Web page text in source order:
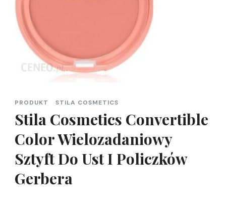
PRODUKT STILA COSMETICS
Stila Cosmetics Convertible
Color Wielozadaniowy
Sztyft Do Ust I Policzków
Gerbera